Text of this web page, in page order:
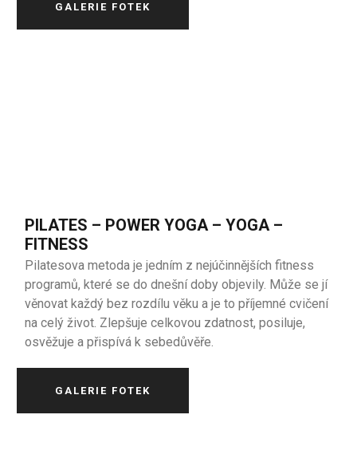
GALERIE FOTEK
PILATES – POWER YOGA – YOGA –
FITNESS
Pilatesova metoda je jedním z nejúčinnějších fitness
programů, které se do dnešní doby objevily. Může se jí
věnovat každý bez rozdílu věku a je to příjemné cvičení
na celý život. Zlepšuje celkovou zdatnost, posiluje,
osvěžuje a přispívá k sebedůvěře.
GALERIE FOTEK